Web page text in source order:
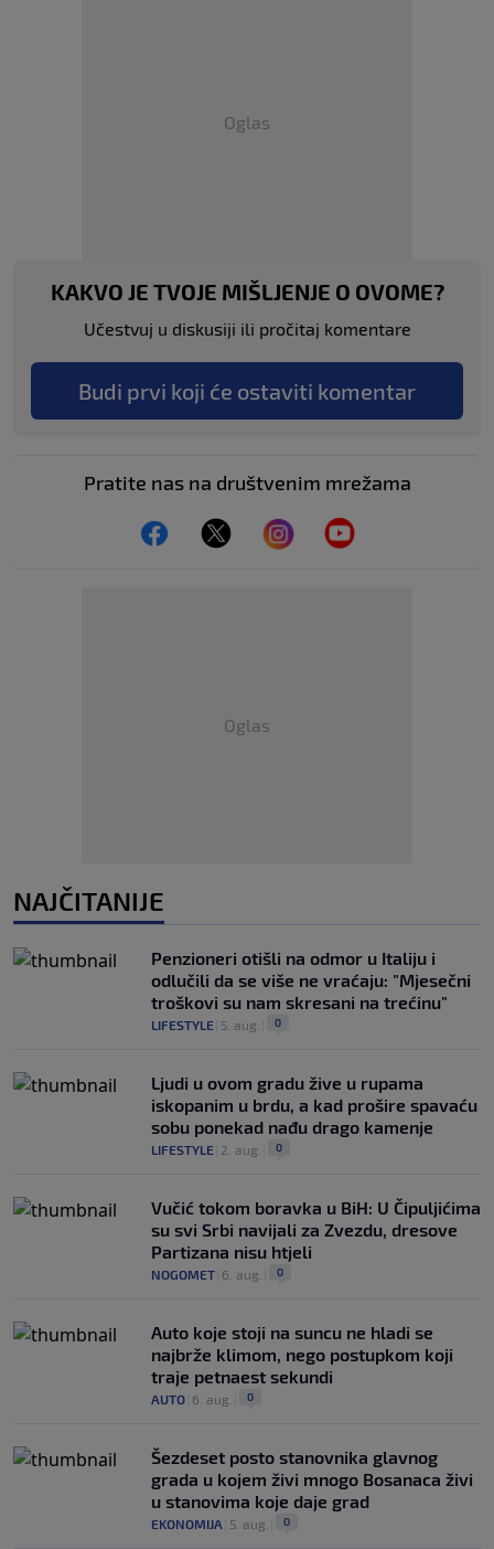
Oglas
KAKVO JE TVOJE MIŠLJENJE O OVOME?
Učestvuj u diskusiji ili pročitaj komentare
Budi prvi koji će ostaviti komentar
Pratite nas na društvenim mrežama
Oglas
NAJČITANIJE
Penzioneri otišli na odmor u Italiju i
odlučili da se više ne vraćaju: "Mjesečni
troškovi su nam skresani na trećinu"
LIFESTYLE 5. aug. 0
Ljudi u ovom gradu žive u rupama
iskopanim u brdu, a kad prošire spavaću
sobu ponekad nađu drago kamenje
LIFESTYLE 2. aug. 0
Vučić tokom boravka u BiH: U Čipuljićima
su svi Srbi navijali za Zvezdu, dresove
Partizana nisu htjeli
NOGOMET 6. aug. 0
Auto koje stoji na suncu ne hladi se
najbrže klimom, nego postupkom koji
traje petnaest sekundi
AUTO 6. aug. 0
Šezdeset posto stanovnika glavnog
grada u kojem živi mnogo Bosanaca živi
u stanovima koje daje grad
EKONOMIJA 5. aug. 0